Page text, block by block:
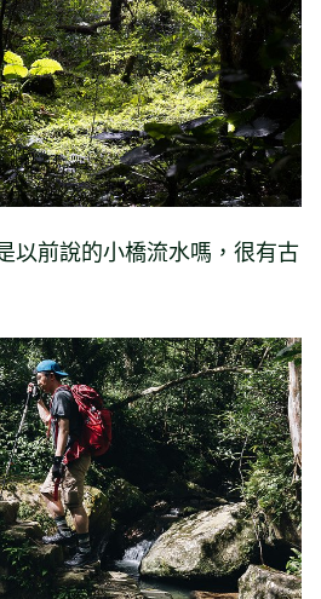
以前說的小橋流水嗎，很有古